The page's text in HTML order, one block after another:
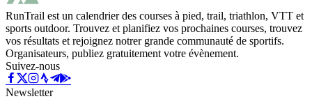
RunTrail est un calendrier des courses à pied, trail, triathlon, VTT et
sports outdoor. Trouvez et planifiez vos prochaines courses, trouvez
vos résultats et rejoignez notrer grande communauté de sportifs.
Organisateurs, publiez gratuitement votre évènement.
Suivez-nous
Newsletter